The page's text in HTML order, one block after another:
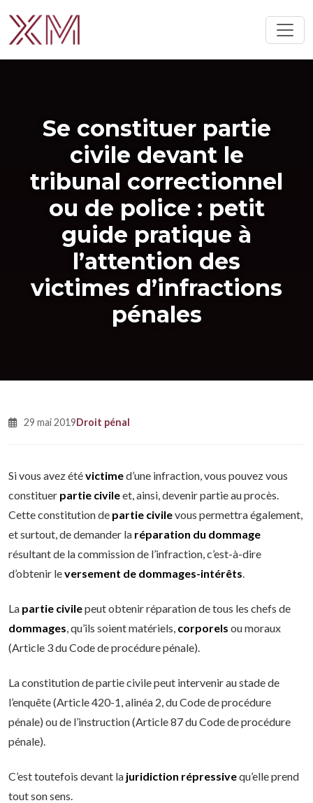
Se constituer partie
civile devant le
tribunal correctionnel
ou de police : petit
guide pratique à
l’attention des
victimes d’infractions
pénales
29 mai 2019Droit pénal
Si vous avez étévictimed’une infraction, vous pouvez vous
constituer partie civileet, ainsi, devenir partie au procès.
Cette constitution de partie civilevous permettra également,
et surtout, de demander la réparation du dommage
résultant de la commission de l’infraction, c’est-à-dire
d’obtenir leversement de dommages-intérêts.
La partie civilepeut obtenir réparation de tous les chefs de
dommages, qu’ils soient matériels, corporels ou moraux
(Article 3 du Code de procédure pénale).
La constitution de partie civile peut intervenir au stade de
l’enquête (Article 420-1, alinéa 2, du Code de procédure
pénale) ou de l’instruction (Article 87 du Code de procédure
pénale).
C’est toutefois devant la juridiction répressivequ’elle prend
tout son sens.